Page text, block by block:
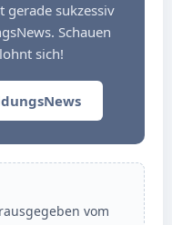
gerade sukzessiv
Schauen
sich!
vom